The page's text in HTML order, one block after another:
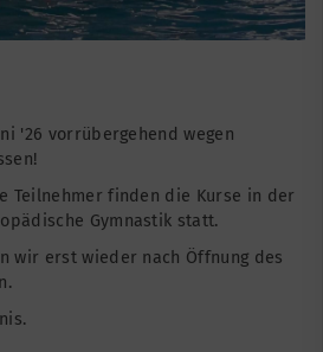
'26 vorrübergehend wegen
Teilnehmer finden die Kurse in der
Gymnastik statt.
wir erst wieder nach Öffnung des